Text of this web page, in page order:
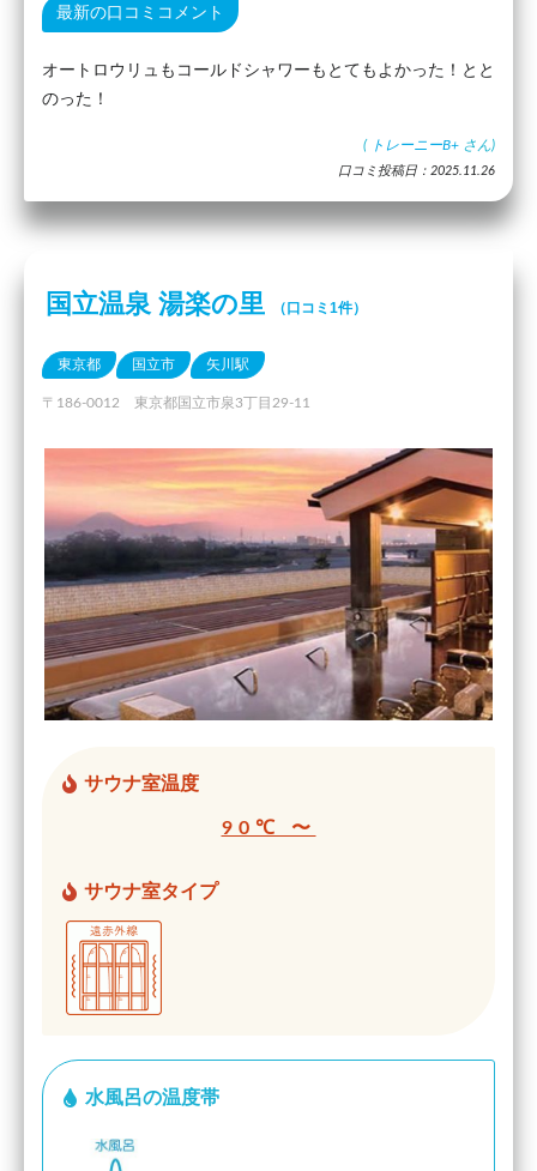
最新の口コミコメント
オートロウリュもコールドシャワーもとてもよかった！とと
のった！
( トレーニーB+ さん)
口コミ投稿日：2025.11.26
国立温泉 湯楽の里 （口コミ1件）
東京都 国立市 矢川駅
〒186-0012 東京都国立市泉3丁目29-11
サウナ室温度
90℃ 〜
サウナ室タイプ
水風呂の温度帯